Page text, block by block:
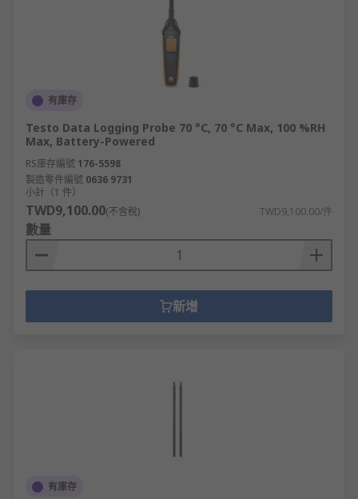
有庫存
Testo Data Logging Probe 70 °C, 70 °C Max, 100 %RH
Max, Battery-Powered
RS庫存編號 176-5598
製造零件編號 0636 9731
小計（1 件）
TWD9,100.00(不含稅) TWD9,100.00/件
數量
新增
有庫存